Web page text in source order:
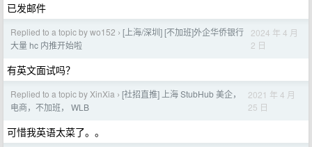
已发邮件
Replied to a topic by wo152 › [上海/深圳] [不加班]外企华侨银行
大量 hc 内推开始啦
2024 年 4 月
2 日
有英文面试吗？
Replied to a topic by XinXia › [社招直推] 上海 StubHub 美企，
电商，不加班， WLB
2021 年 4 月
25 日
可惜我英语太菜了。。